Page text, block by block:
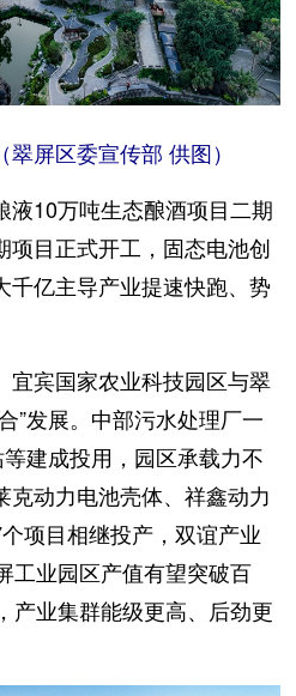
屏区委宣传部 供图）
10万吨生态酿酒项目二期
项目正式开工，固态电池创
千亿主导产业提速快跑、势
宾国家农业科技园区与翠
”发展。中部污水处理厂一
建成投用，园区承载力不
克动力电池壳体、祥鑫动力
项目相继投产，双谊产业
工业园区产值有望突破百
产业集群能级更高、后劲更